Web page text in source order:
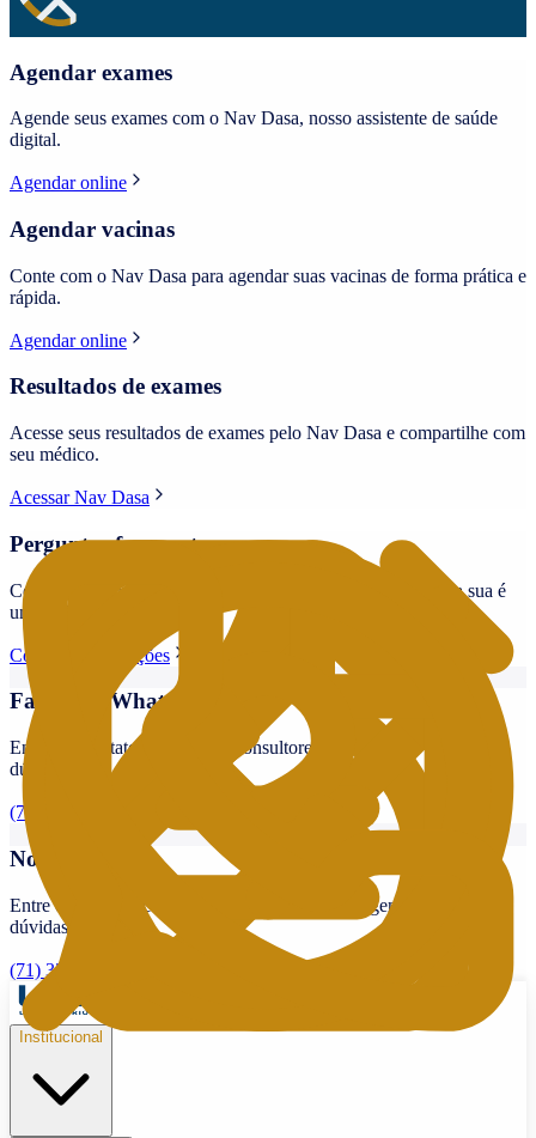
Agendar exames
Agende seus exames com o Nav Dasa, nosso assistente de saúde
digital.
Agendar online
Agendar vacinas
Conte com o Nav Dasa para agendar suas vacinas de forma prática e
rápida.
Agendar online
Resultados de exames
Acesse seus resultados de exames pelo Nav Dasa e compartilhe com
seu médico.
Acessar Nav Dasa
Perguntas frequentes
Confira as principais dúvidas de nossos pacientes e veja se a sua é
uma delas.
Conferir informações
Falar por WhatsApp
Entre em contato com nossos consultores para agendar ou tirar
dúvidas.
(71) 3338-8555
Nosso telefone
Entre em contato com nossos consultores para agendar ou tirar
dúvidas.
(71) 3338-8555
Institucional